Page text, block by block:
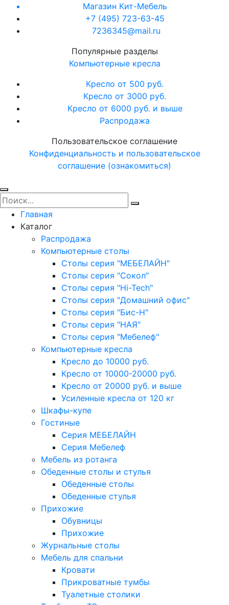
Магазин Кит-Мебель
+7 (495) 723-63-45
7236345@mail.ru
Популярные разделы
Компьютерные кресла
Кресло от 500 руб.
Кресло от 3000 руб.
Кресло от 6000 руб. и выше
Распродажа
Пользовательское соглашение
Конфиденциальность и пользовательское
соглашение (ознакомиться)
Главная
Каталог
Распродажа
Компьютерные столы
Столы серия "МЕБЕЛАЙН"
Столы серия "Сокол"
Столы серия "Hi-Tech"
Столы серия "Домашний офис"
Столы серия "Бис-Н"
Столы серия "НАЯ"
Столы серия "Мебелеф"
Компьютерные кресла
Кресло до 10000 руб.
Кресло от 10000-20000 руб.
Кресло от 20000 руб. и выше
Усиленные кресла от 120 кг
Шкафы-купе
Гостиные
Серия МЕБЕЛАЙН
Серия Мебелеф
Мебель из ротанга
Обеденные столы и стулья
Обеденные столы
Обеденные стулья
Прихожие
Обувницы
Прихожие
Журнальные столы
Мебель для спальни
Кровати
Прикроватные тумбы
Туалетные столики